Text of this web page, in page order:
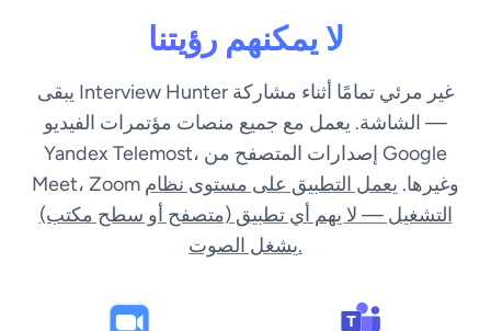
لا يمكنهم رؤيتنا
يبقى Interview Hunter غير مرئي تمامًا أثناء مشاركة
الشاشة. يعمل مع جميع منصات مؤتمرات الفيديو —
Yandex Telemost، إصدارات المتصفح من Google
Meet، Zoom وغيرها. يعمل التطبيق على مستوى نظام
التشغيل — لا يهم أي تطبيق (متصفح أو سطح مكتب)
يشغل الصوت.